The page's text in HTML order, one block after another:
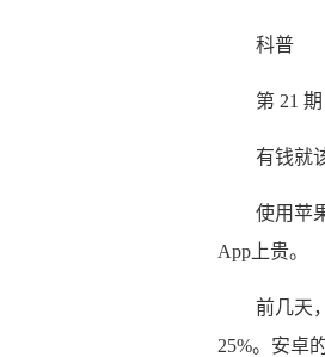
科普
第 21 期
有钱就
使用苹
App上贵。
前几天
25%。安卓